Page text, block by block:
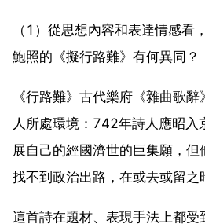
（1）從思想內容和表達情感看
鮑照的《擬行路難》有何異同？
《行路難》古代樂府《雜曲歌
人所處環境：742年詩人應昭入
展自己的經國濟世的巨集願，但
找不到政治出路，在或去或留之
這首詩在題材、表現手法上都受